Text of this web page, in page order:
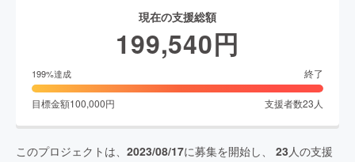
現在の支援総額
199,540円
199%達成 終了
目標金額100,000円 支援者数23 人
このプロジェクトは、 2023/08/17に募集を開始し、 23人の支援